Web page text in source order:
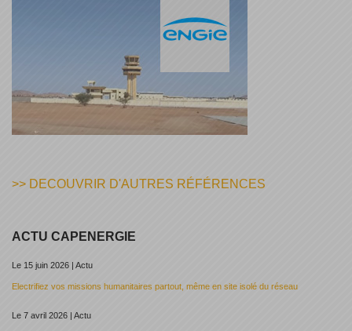
>> DECOUVRIR D'AUTRES RÉFÉRENCES
ACTU CAPENERGIE
Le 15 juin 2026 | Actu
Electrifiez vos missions humanitaires partout, même en site isolé du réseau
Le 7 avril 2026 | Actu